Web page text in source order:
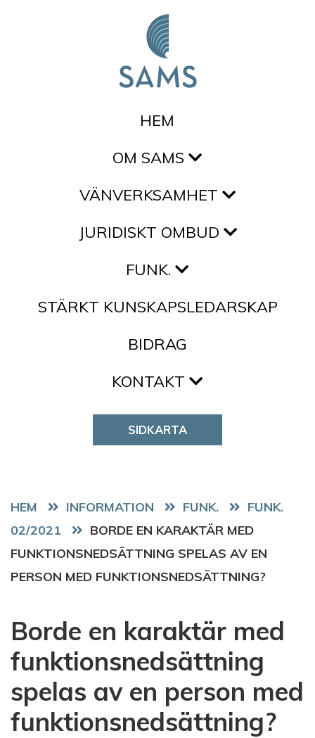
HEM
OM SAMS
VÄNVERKSAMHET
JURIDISKT OMBUD
FUNK.
STÄRKT KUNSKAPSLEDARSKAP
BIDRAG
KONTAKT
SIDKARTA
HEM FUNK.
FUNK.
02/2021
BORDE EN KARAKTÄR MED
FUNKTIONSNEDSÄTTNING SPELAS AV EN
PERSON MED FUNKTIONSNEDSÄTTNING?
Borde en karaktär med
funktionsnedsättning
spelas av en person med
funktionsnedsättning?